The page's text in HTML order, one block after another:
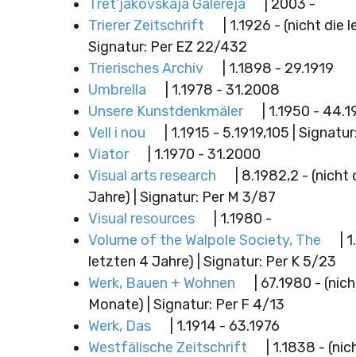
Tret’jakovskaja Galereja
| 2003 -
Trierer Zeitschrift
| 1.1926 - (nicht die
Signatur: Per EZ 22/432
Trierisches Archiv
| 1.1898 - 29.1919
Umbrella
| 1.1978 - 31.2008
Unsere Kunstdenkmäler
| 1.1950 -
Vell i nou
| 1.1915 - 5.1919,105 |
Viator
| 1.1970 - 31.2000
Visual arts research
| 8.1982,2 -
Jahre) | Signatur: Per M 3/87
Visual resources
| 1.1980 -
Volume of the Walpole Society, The
|
letzten 4 Jahre) | Signatur: Per K 5/23
Werk, Bauen + Wohnen
| 67.1980 -
Monate) | Signatur: Per F 4/13
Werk, Das
| 1.1914 - 63.1976
Westfälische Zeitschrift
| 1.1838 -